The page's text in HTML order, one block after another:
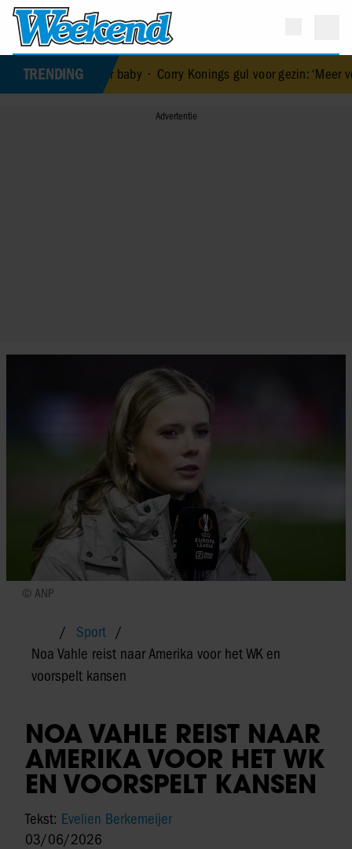
TRENDING
baby •Corry Konings gul voor gezin: ‘Meer voor over dan
© ANP
Sport
Noa Vahle reist naar Amerika voor het WK en
voorspelt kansen
NOA VAHLE REIST NAAR
AMERIKA VOOR HET WK
EN VOORSPELT KANSEN
Tekst: Evelien Berkemeijer
03/06/2026